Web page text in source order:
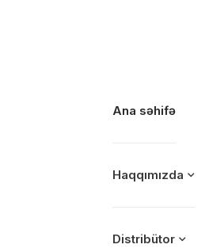
Ana səhifə
Haqqımızda
Distribütor